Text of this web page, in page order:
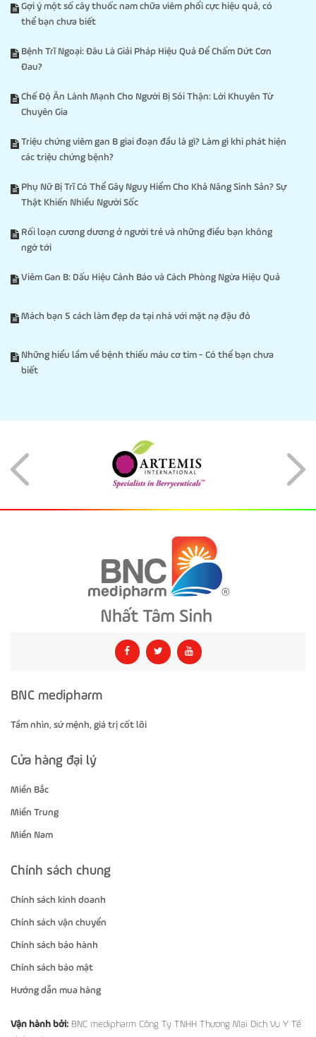
Gợi ý một số cây thuốc nam chữa viêm phổi cực hiệu quả, có
thể bạn chưa biết
Bệnh Trĩ Ngoại: Đâu Là Giải Pháp Hiệu Quả Để Chấm Dứt Cơn
Đau?
Chế Độ Ăn Lành Mạnh Cho Người Bị Sỏi Thận: Lời Khuyên Từ
Chuyên Gia
Triệu chứng viêm gan B giai đoạn đầu là gì? Làm gì khi phát hiện
các triệu chứng bệnh?
Phụ Nữ Bị Trĩ Có Thể Gây Nguy Hiểm Cho Khả Năng Sinh Sản? Sự
Thật Khiến Nhiều Người Sốc
Rối loạn cương dương ở người trẻ và những điều bạn không
ngờ tới
Viêm Gan B: Dấu Hiệu Cảnh Báo và Cách Phòng Ngừa Hiệu Quả
Mách bạn 5 cách làm đẹp da tại nhà với mặt nạ đậu đỏ
Những hiểu lầm về bệnh thiếu máu cơ tim - Có thể bạn chưa
biết
BNC medipharm
Tầm nhìn, sứ mệnh, giá trị cốt lõi
Cửa hàng đại lý
Miền Bắc
Miền Trung
Miền Nam
Chính sách chung
Chính sách kinh doanh
Chính sách vận chuyển
Chính sách bảo hành
Chính sách bảo mật
Hướng dẫn mua hàng
Vận hành bởi: BNC medipharm Công Ty TNHH Thương Mại Dịch Vụ Y Tế